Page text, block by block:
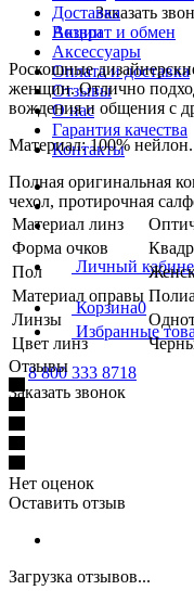
Заказать
Акции
Аксессуары
Оплата и доставка
Отзывы
О нас
Гарантия качества
Контакты
Личный
Корзина0
Избранные
8 800 333 8718
Заказать звонок
Доставка
Возврат и обмен
Роскошные
женщин. Отлично
вождения и общения с
Материал: 100% нейлон.
Полная оригинальная
чехол, протирочная
Материал линз
Форма очков
Пол
Материал оправы
Линзы
Цвет линз
Отзывы
Нет оценок
Оставить отзыв
Загрузка отзывов...